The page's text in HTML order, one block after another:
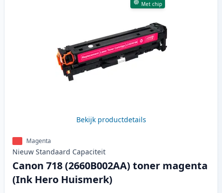
Met chip
Bekijk productdetails
Magenta
Nieuw Standaard Capaciteit
Canon 718 (2660B002AA) toner magenta
(Ink Hero Huismerk)